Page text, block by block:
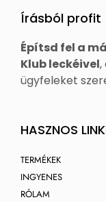
Írásból profit
Építsd fel a
Klub leckéivel,
ügyfeleket
HASZNOS
TERMÉKEK
INGYENES
RÓLAM